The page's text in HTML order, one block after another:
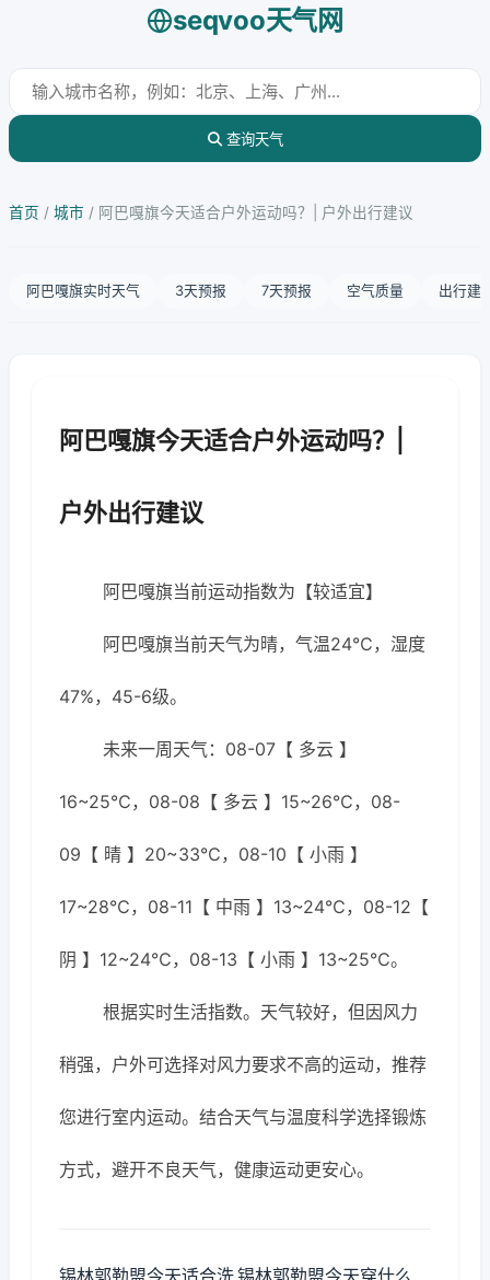
seqvoo天气网
查询天气
首页 / 城市 / 阿巴嘎旗今天适合户外运动吗？| 户外出行建议
阿巴嘎旗实时天气 3天预报 7天预报 空气质量 出行建
阿巴嘎旗今天适合户外运动吗？|
户外出行建议
阿巴嘎旗当前运动指数为【较适宜】
阿巴嘎旗当前天气为晴，气温24℃，湿度
47%，45-6级。
未来一周天气：08-07【 多云 】
16~25℃，08-08【 多云 】15~26℃，08-
09【 晴 】20~33℃，08-10【 小雨 】
17~28℃，08-11【 中雨 】13~24℃，08-12【
阴 】12~24℃，08-13【 小雨 】13~25℃。
根据实时生活指数。天气较好，但因风力
稍强，户外可选择对风力要求不高的运动，推荐
您进行室内运动。结合天气与温度科学选择锻炼
方式，避开不良天气，健康运动更安心。
锡林郭勒盟今天适合洗锡林郭勒盟今天穿什么